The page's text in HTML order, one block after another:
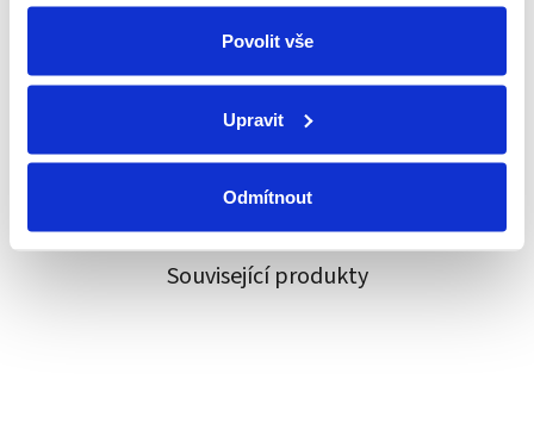
Povolit vše
Upravit
Odmítnout
Individuální přístup
Vlastní tým techniků
Pomůžeme s montáží nebo opravou
Související produkty